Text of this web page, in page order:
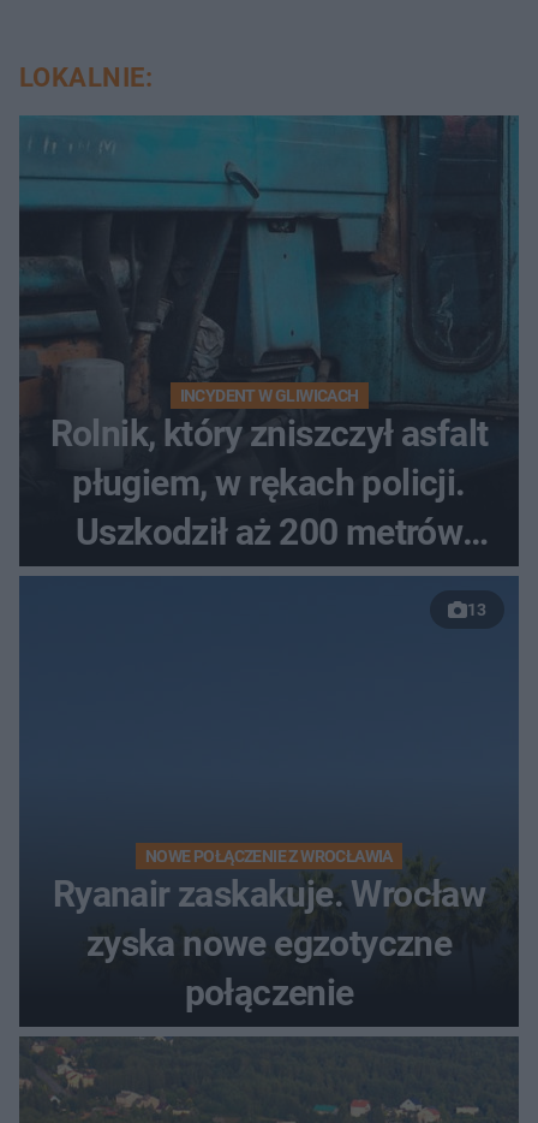
LOKALNIE:
INCYDENT W GLIWICACH
Rolnik, który zniszczył asfalt
pługiem, w rękach policji.
Uszkodził aż 200 metrów
nowej drogi
13
NOWE POŁĄCZENIE Z WROCŁAWIA
Ryanair zaskakuje. Wrocław
zyska nowe egzotyczne
połączenie